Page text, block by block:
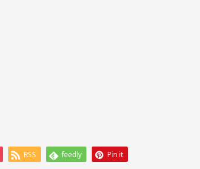
RSS feedly Pin it